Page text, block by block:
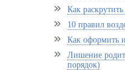
Как
10 правил
Как оформить
Лишение
порядок)